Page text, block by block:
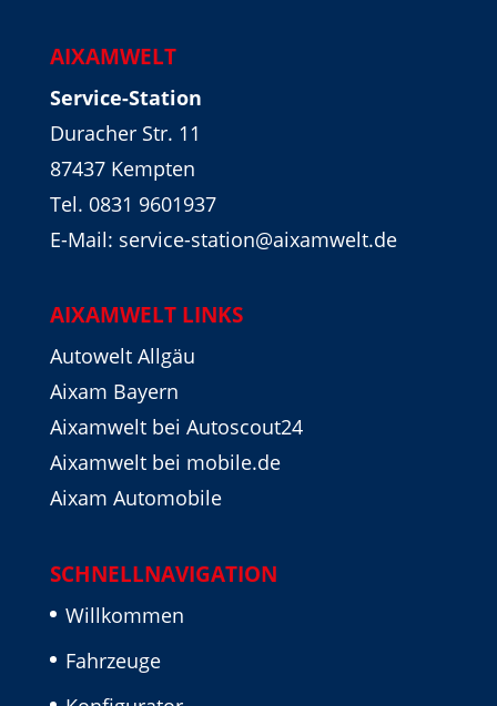
AIXAMWELT
Service-Station
Duracher Str. 11
87437 Kempten
Tel. 0831 9601937
E-Mail: service-station@aixamwelt.de
AIXAMWELT LINKS
Autowelt Allgäu
Aixam Bayern
Aixamwelt bei Autoscout24
Aixamwelt bei mobile.de
Aixam Automobile
SCHNELLNAVIGATION
Willkommen
Fahrzeuge